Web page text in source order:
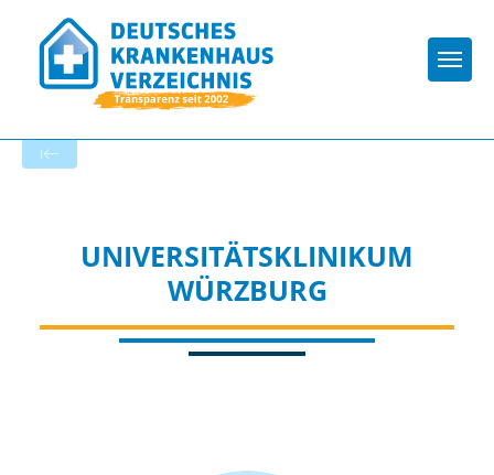
UNIVERSITÄTSKLINIKUM
WÜRZBURG